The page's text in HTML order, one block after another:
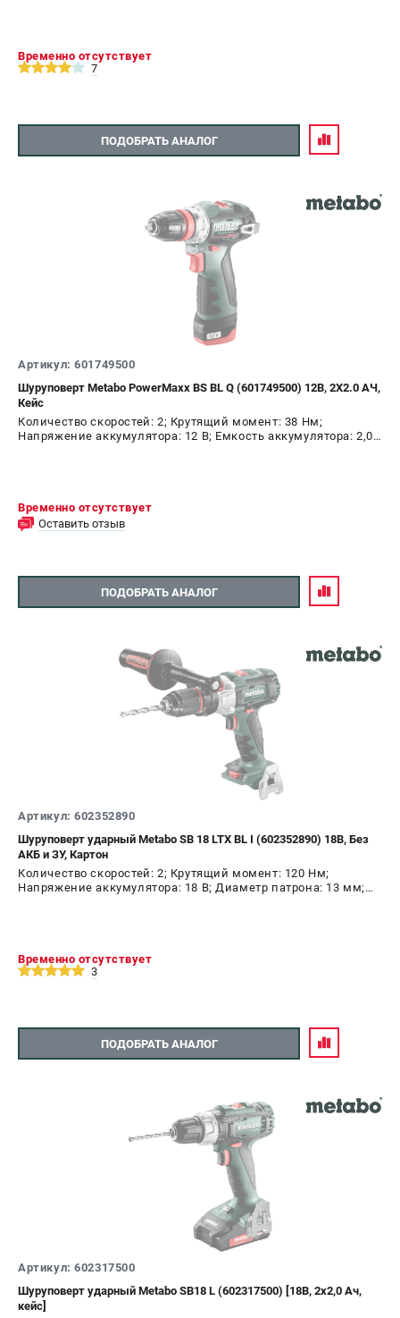
Временно отсутствует
7
ПОДОБРАТЬ АНАЛОГ
Артикул: 601749500
Шуруповерт Metabo PowerMaxx BS BL Q (601749500) 12В, 2Х2.0 АЧ,
Кейс
Количество скоростей: 2; Крутящий момент: 38 Нм;
Напряжение аккумулятора: 12 В; Емкость аккумулятора: 2,0
Временно отсутствует
Оставить отзыв
ПОДОБРАТЬ АНАЛОГ
Артикул: 602352890
Шуруповерт ударный Metabo SB 18 LTX BL I (602352890) 18В, Без
АКБ и ЗУ, Картон
Количество скоростей: 2; Крутящий момент: 120 Нм;
Напряжение аккумулятора: 18 В; Диаметр патрона: 13 мм;
Временно отсутствует
3
ПОДОБРАТЬ АНАЛОГ
Артикул: 602317500
Шуруповерт ударный Metabo SB18 L (602317500) [18В, 2x2,0 Ач,
кейс]